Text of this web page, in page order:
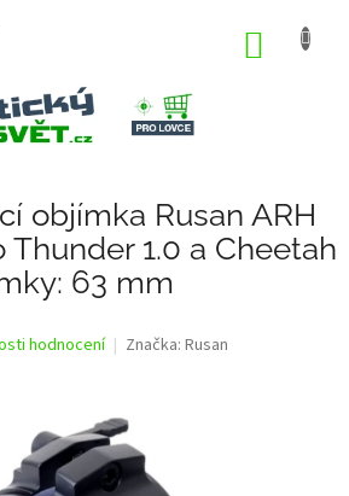
objímka Rusan ARH
1.0 a Cheetah
63 mm
hodnocení Značka: Rusan